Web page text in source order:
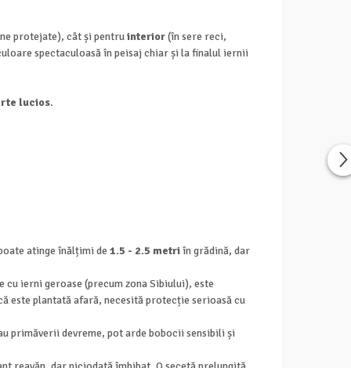
protejate), cât și pentruinterior(în sere reci,
spectaculoasă în peisaj chiar și la finalul iernii
lucios.
atinge înălțimi de 1.5 - 2.5 metriîn grădină, dar
cu ierni geroase (precum zona Sibiului), este
este plantată afară, necesită protecție serioasă cu
primăverii devreme, pot arde bobocii sensibili și